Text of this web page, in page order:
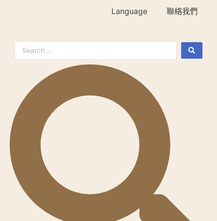
Language 聯絡我們